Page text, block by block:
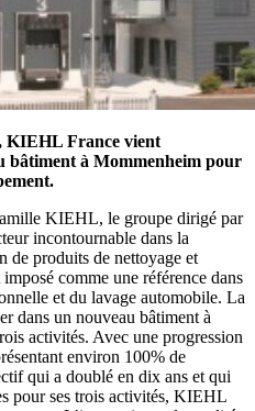
KIEHL France vient
bâtiment à Mommenheim pour
KIEHL, le groupe dirigé par
incontournable dans la
de produits de nettoyage et
comme une référence dans
et du lavage automobile. La
dans un nouveau bâtiment à
activités. Avec une progression
environ 100% de
qui a doublé en dix ans et qui
pour ses trois activités, KIEHL